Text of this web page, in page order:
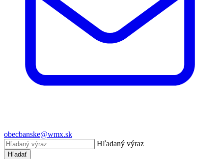
obecbanske@wmx.sk
Hľadaný výraz
Hľadať